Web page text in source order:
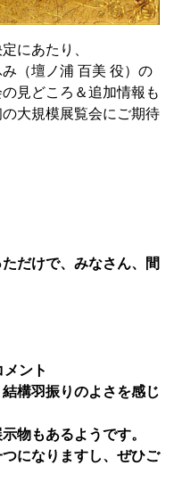
にあたり、
（壇ノ浦 百美 役）の
見どころ＆追加情報も
大規模展覧会にご期待
だけで、みなさん、間
ント
構羽振りのよさを感じ
物もあるようです。
になりますし、ぜひご